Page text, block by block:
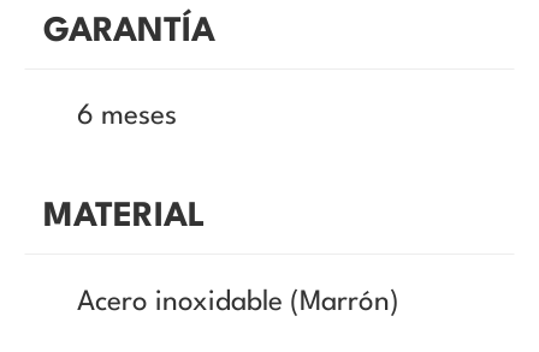
GARANTÍA
6 meses
MATERIAL
Acero inoxidable (Marrón)